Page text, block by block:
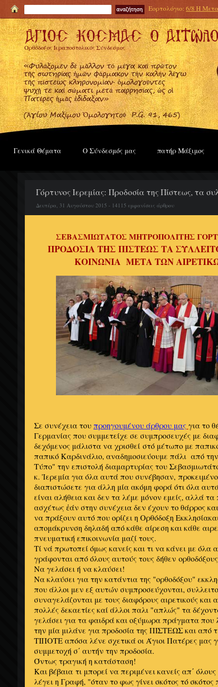
Εορτολόγιο: 6/8 Η
Ορθόδοξος Ιεραποστολικός Σύνδεσμος
Γενικά Θέματα Ο Σύνδεσμός μας πατήρ Μάξιμος
Γόρτυνος Ιερεμίας: Προδοσία της Πίστεως, τα
Δευτέρα, 31 Αυγούστου 2015 - 14115 εμφανίσεις άρθρου
ΣΕΒΑΣΜΙΩΤΑΤΟΣ ΜΗΤΡΟΠΟΛΙΤΗΣ
ΠΡΟΔΟΣΙΑ ΤΗΣ ΠΙΣΤΕΩΣ ΤΑ
ΚΟΙΝΩΝΙΑ ΜΕΤΑ ΤΩΝ
Σε συνέχεια τουπροηγουμένου άρθρου μας για το
Γερμανίας που συμμετείχε σε συμπροσευχές με
δεχόμενος μάλιστα να χρισθεί στό μέτωπο με
παπικό Καρδινάλιο, αναδημοσιεύουμε πάλι από
Τύπο" την επιστολή διαμαρτυρίας του
κ. Ἰερεμία για όλα αυτά που συνέβησαν,
διαπιστώσετε για άλλη μία ακόμη φορά ότι όλα
είναι αλήθεια και δεν τα λέμε μόνον εμείς, αλλά τα
ασχέτως ἐάν στην συνέχεια δεν έχουν το θάρρος
να πράξουν αυτό που ορίζει η Ορθόδοξη
απομάκρυνση δηλαδή από κάθε αίρεση και κάθε
πνευματική επικοινωνία μαζί τους.
Τί νά πρωτοπεί όμως κανείς και τι να κάνει με όλα
γράφονται από όλους αυτούς τους δήθεν
Να γελάσει ή να κλαύσει!
Να κλαύσει για την κατάντια της "ορθοδόξου"
που άλλοι μεν εξ αυτών συμπροσεύχονται,
συναγελάζονται με τους διαφόρους αιρετικούς και
πολλές δεκαετίες καί άλλοι παλι "απλώς" τα
γελάσει για τα φαιδρά και οξύμωρα πράγματα
την μία μιλάνε για προδοσία της ΠΙΣΤΕΩΣ και από
ΤΙΠΟΤΕ απόσα λένε σχετικά οι Άγιοι Πατέρες μας
συμμετοχή σ΄ αυτήν την προδοσία.
Όντως τραγική η κατάσταση!
Και βέβαια τι μπορεί να περιμένει κανείς απ΄
λέγει η Γραφή, "όταν το φως γίνει σκότος τό σκότος